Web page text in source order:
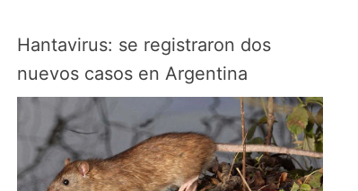
Hantavirus: se registraron dos
nuevos casos en Argentina